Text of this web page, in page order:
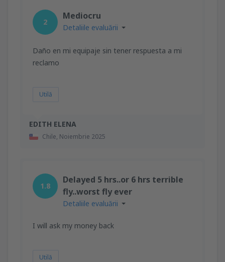
EDITH ELENA
Chile, Noiembrie 2025
2
Mediocru
Detaliile evaluării
Daño en mi equipaje sin tener respuesta a mi
reclamo
Utilă
1.8
Delayed 5 hrs..or 6 hrs terrible
fly..worst fly ever
Detaliile evaluării
I will ask my money back
Utilă